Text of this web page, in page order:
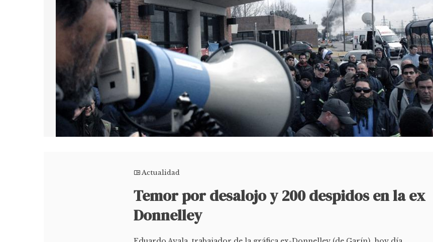
Actualidad
Temor por desalojo y 200 despidos en la ex
Donnelley